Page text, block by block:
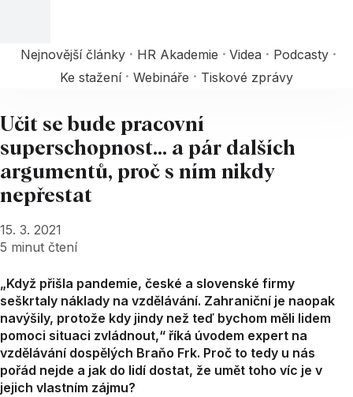
Nejnovější články HR Akademie Videa
Podcasty
Ke stažení
Webináře Tiskové zprávy
Učit se bude pracovní
superschopnost... a pár dalších
argumentů, proč s ním nikdy
nepřestat
15. 3. 2021
5 minut čtení
„Když přišla pandemie, české a slovenské firmy
seškrtaly náklady na vzdělávání. Zahraniční je naopak
navýšily, protože kdy jindy než teď bychom měli lidem
pomoci situaci zvládnout,“ říká úvodem expert na
vzdělávání dospělých Braňo Frk. Proč to tedy u nás
pořád nejde a jak do lidí dostat, že umět toho víc je v
jejich vlastním zájmu?